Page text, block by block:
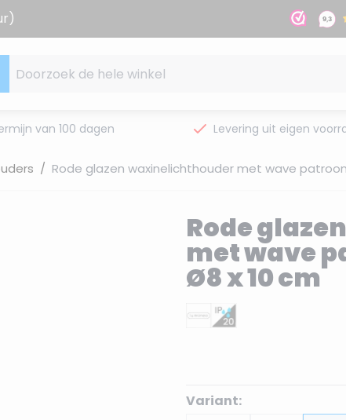
van 100 dagen Levering uit eigen
/ Rode glazen waxinelichthouder met wave
Rode
met wave
Ø8 x 10 cm
Variant: